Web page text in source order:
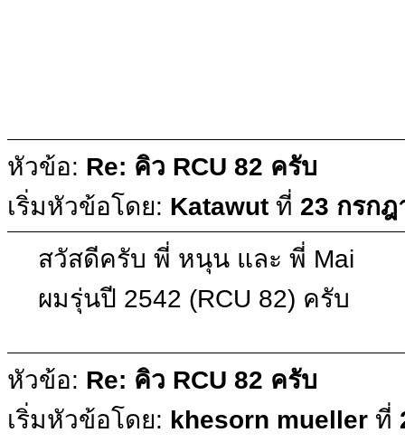
หัวข้อ: Re: คิว RCU 82 ครับ
เริ่มหัวข้อโดย: Katawut ที่ 23 กรก
สวัสดีครับ พี่ หนุน และ พี่ Mai
ผมรุ่นปี 2542 (RCU 82) ครับ
หัวข้อ: Re: คิว RCU 82 ครับ
เริ่มหัวข้อโดย: khesorn mueller ที่